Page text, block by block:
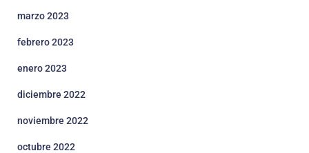
marzo 2023
febrero 2023
enero 2023
diciembre 2022
noviembre 2022
octubre 2022